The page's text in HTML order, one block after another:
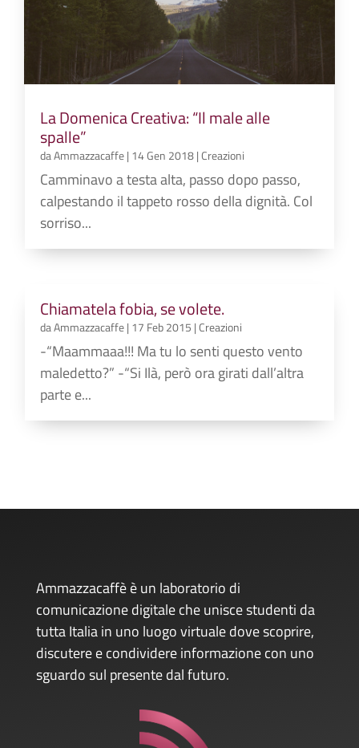
La Domenica Creativa: “Il male alle
spalle”
daAmmazzacaffe| 14 Gen 2018|Creazioni
Camminavo a testa alta, passo dopo passo,
calpestando il tappeto rosso della dignità. Col
sorriso...
Chiamatela fobia, se volete.
daAmmazzacaffe| 17 Feb 2015 |Creazioni
-“Maammaaa!!! Ma tu lo senti questo vento
maledetto?” -“Si Ilà, però ora girati dall’altra
parte e...
Ammazzacaffè è un laboratorio di
comunicazione digitale che unisce studenti da
tutta Italia in uno luogo virtuale dove scoprire,
discutere e condividere informazione con uno
sguardo sul presente dal futuro.